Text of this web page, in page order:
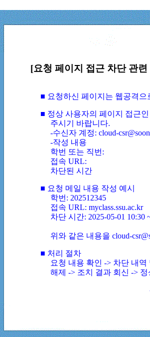
[요청 페이지 접근 차단 관
■ 요청하신 페이지는 웹공격
■ 정상 사용자의 페이지 접근
주시기 바랍니다.
-수신자 계정: cloud-
-작성 내용
학번 또는 직번:
접속 URL:
차단된 시간
■ 요청 메일 내용 작성 예시
학번: 202512345
접속 URL: myclass.ssu.ac.kr
차단 시간: 2025-05-01 10:30
위와 같은 내용을 cloud-
■ 처리 절차
요청 내용 확인 -> 차단 내
해제 -> 조치 결과 회신 ->